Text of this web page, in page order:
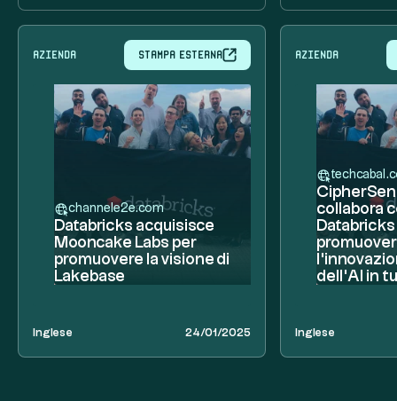
azienda Stampa esterna
channele2e.com
Databricks acquisisce
Mooncake Labs per
promuovere la visione di
Lakebase
Inglese 24/01/2025
azienda
collabora
dell'AI in
Inglese